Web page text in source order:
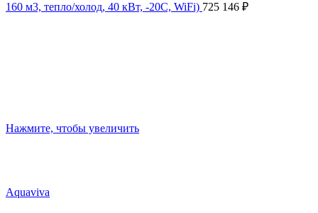
160 м3, тепло/холод, 40 кВт, -20С, WiFi) 725 146 ₽
Нажмите, чтобы увеличить
Aquaviva